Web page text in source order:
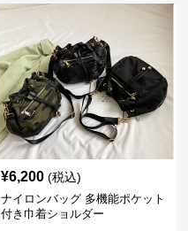
¥6,200 (税込)
ナイロンバッグ 多機能ポケット
付き巾着ショルダー